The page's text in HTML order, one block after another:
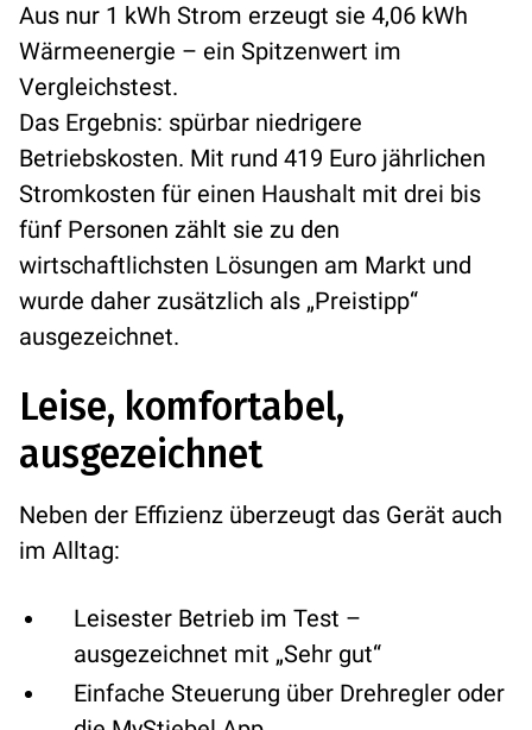
Aus nur 1 kWh Strom erzeugt sie 4,06 kWh
Wärmeenergie – ein Spitzenwert im
Vergleichstest.
Das Ergebnis: spürbar niedrigere
Betriebskosten. Mit rund 419 Euro jährlichen
Stromkosten für einen Haushalt mit drei bis
fünf Personen zählt sie zu den
wirtschaftlichsten Lösungen am Markt und
wurde daher zusätzlich als „Preistipp“
ausgezeichnet.
Leise, komfortabel,
ausgezeichnet
Neben der Effizienz überzeugt das Gerät auch
im Alltag:
Leisester Betrieb im Test –
ausgezeichnet mit „Sehr gut“
Einfache Steuerung über Drehregler oder